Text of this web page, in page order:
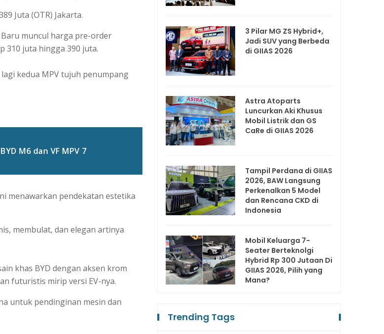
Juta (OTR) Jakarta.
muncul harga pre-order
310 juta hingga 390 juta.
kedua MPV tujuh penumpang
M6 dan VF MPV 7
menawarkan pendekatan estetika
membulat, dan elegan artinya
khas BYD dengan aksen krom
futuristis mirip versi EV-nya.
untuk pendinginan mesin dan
3 Pilar MG ZS Hybrid+,
Jadi SUV yang Berbeda
di GIIAS 2026
Astra Atoparts
Luncurkan Aki Khusus
Mobil Listrik dan GS
CaRe di GIIAS 2026
Tampil Perdana di GIIAS
2026, BAW Langsung
Perkenalkan 5 Model
dan Rencana CKD di
Indonesia
Mobil Keluarga 7-
Seater Berteknolgi
Hybrid Rp 300 Jutaan Di
GIIAS 2026, Pilih yang
Mana?
Trending Tags